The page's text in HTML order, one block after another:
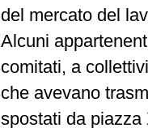
del mercato del
Alcuni
comitati, a
che avevano
spostati da